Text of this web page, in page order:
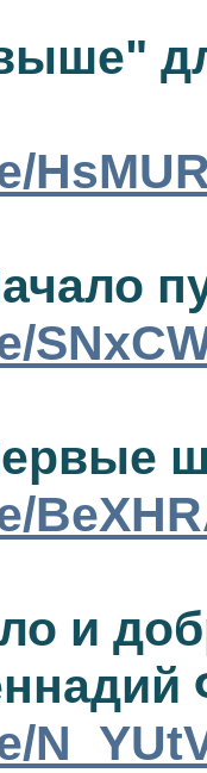
и